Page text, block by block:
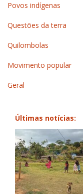
Povos indígenas
Questões da terra
Quilombolas
Movimento popular
Geral
Últimas notícias: